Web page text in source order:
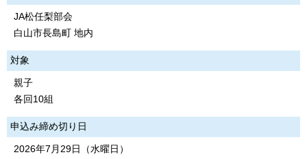
JA松任梨部会
白山市長島町 地内
対象
親子
各回10組
申込み締め切り日
2026年7月29日（水曜日）